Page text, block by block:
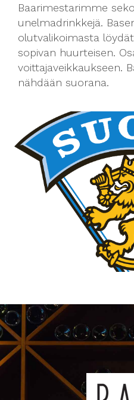
Baarimestarimme
unelmadrinkkejä.
olutvalikoimasta
sopivan huurteisen.
voittajaveikkaukseen.
nähdään suorana.